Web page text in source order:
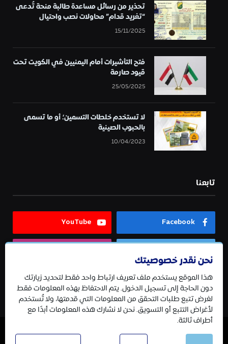
تحذير من رسائل مساعدة طالبة منحة تُدعى
“تغريد قدام” محاولات نصب واحتيال
15/11/2025
فتح التأشيرات أمام اليمنيين في الكويت تحت
قيود صارمة
25/05/2025
لا تستخدم خلطات التسمين؛ أو ما تسمى
بالحبوب الصينية
10/04/2023
تابعنا
Facebook
YouTube
Telegram
نحن نقدر خصوصيتك
هذا الموقع يستخدم ملف تعريف ارتباط واحد فقط لتحديد زيارتك
دون الحاجة إلى تسجيل الدخول. يتم الاحتفاظ بهذه المعلومات فقط
لغرض تتبع طلبات التحقق من المعلومات التي قدمتها، ولا تُستخدم
لأغراض التتبع أو التسويق. نحن لا نشارك هذه المعلومات أبدًا مع
أطراف ثالثة.